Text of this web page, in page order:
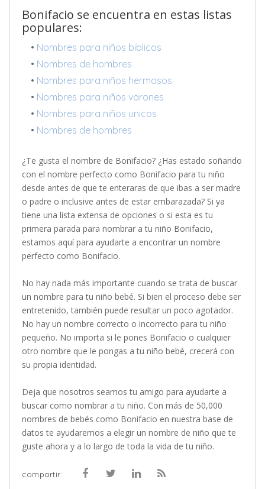
Bonifacio se encuentra en estas listas
populares:
• Nombres para niños biblicos
• Nombres de hombres
• Nombres para niños hermosos
• Nombres para niños varones
• Nombres para niños unicos
• Nombres de hombres
¿Te gusta el nombre de Bonifacio? ¿Has estado soñando
con el nombre perfecto como Bonifacio para tu niño
desde antes de que te enteraras de que ibas a ser madre
o padre o inclusive antes de estar embarazada? Si ya
tiene una lista extensa de opciones o si esta es tu
primera parada para nombrar a tu niño Bonifacio,
estamos aquí para ayudarte a encontrar un nombre
perfecto como Bonifacio.
No hay nada más importante cuando se trata de buscar
un nombre para tu niño bebé. Si bien el proceso debe ser
entretenido, también puede resultar un poco agotador.
No hay un nombre correcto o incorrecto para tu niño
pequeño. No importa si le pones Bonifacio o cualquier
otro nombre que le pongas a tu niño bebé, crecerá con
su propia identidad.
Deja que nosotros seamos tu amigo para ayudarte a
buscar como nombrar a tu niño. Con más de 50,000
nombres de bebés como Bonifacio en nuestra base de
datos te ayudaremos a elegir un nombre de niño que te
guste ahora y a lo largo de toda la vida de tu niño.
compartir: